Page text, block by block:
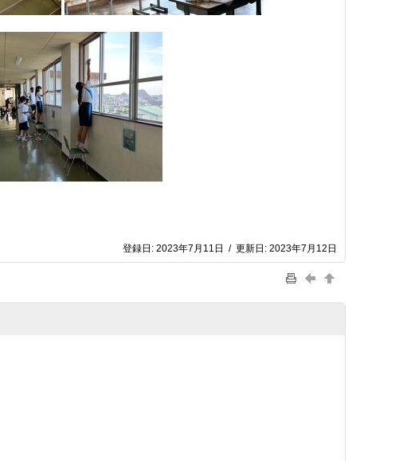
登録日: 2023年7月11日 / 更新日: 2023年7月12日